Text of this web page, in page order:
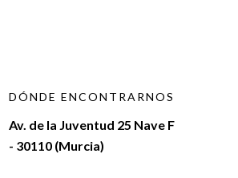
DÓNDE ENCONTRARNOS
Av. de la Juventud 25 Nave F
- 30110 (Murcia)